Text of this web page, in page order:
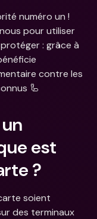
numéro un !
pour utiliser
: grâce à
contre les
🦾
est
?
soient
des terminaux